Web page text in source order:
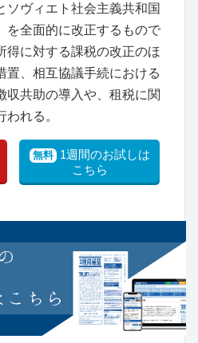
ソヴィエト社会主義共和国
を全面的に改正するもので
得に対する課税の改正のほ
置、相互協議手続における
収共助の導入や、租税に関
れる。
無料 1週間のお試しは
こちら